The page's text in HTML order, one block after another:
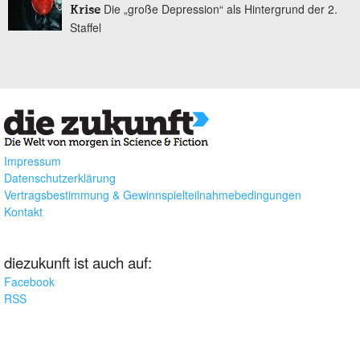
Krise Die „große Depression“ als Hintergrund der 2.
Staffel
Impressum
Datenschutzerklärung
Vertragsbestimmung & Gewinnspielteilnahmebedingungen
Kontakt
diezukunft ist auch auf:
Facebook
RSS